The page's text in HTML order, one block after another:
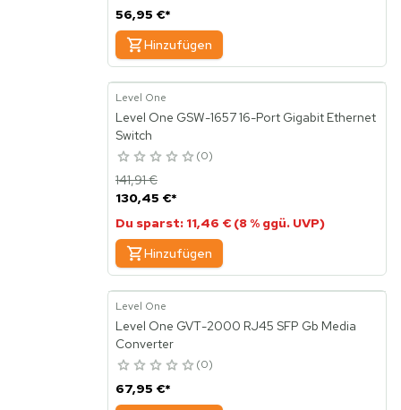
56,95 €*
Hinzufügen
Level One
Level One GSW-1657 16-Port Gigabit Ethernet
Switch
0
130,45 €*
141,91 €
Du sparst: 11,46 € (8 % ggü. UVP)
Hinzufügen
Level One
Level One GVT-2000 RJ45 SFP Gb Media
Converter
0
67,95 €*